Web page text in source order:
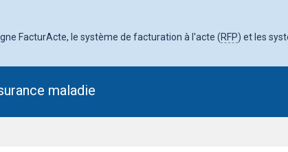
FacturActe, le système de facturation à l'acte (RFP) et les
maladie